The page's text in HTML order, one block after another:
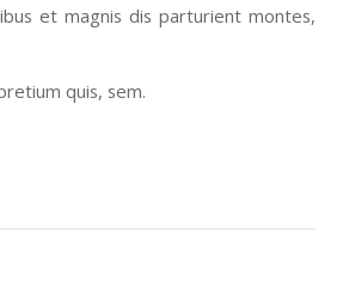
et magnis dis parturient montes,
quis, sem.